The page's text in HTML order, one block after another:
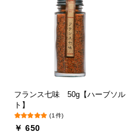
フランス七味 50g【ハーブソル
ト】
(1件)
￥ 650